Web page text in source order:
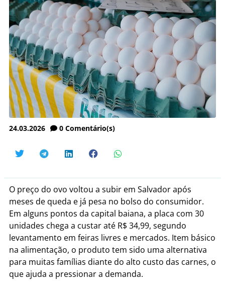
24.03.2026 0 Comentário(s)
O preço do ovo voltou a subir em Salvador após
meses de queda e já pesa no bolso do consumidor.
Em alguns pontos da capital baiana, a placa com 30
unidades chega a custar até R$ 34,99, segundo
levantamento em feiras livres e mercados. Item básico
na alimentação, o produto tem sido uma alternativa
para muitas famílias diante do alto custo das carnes, o
que ajuda a pressionar a demanda.